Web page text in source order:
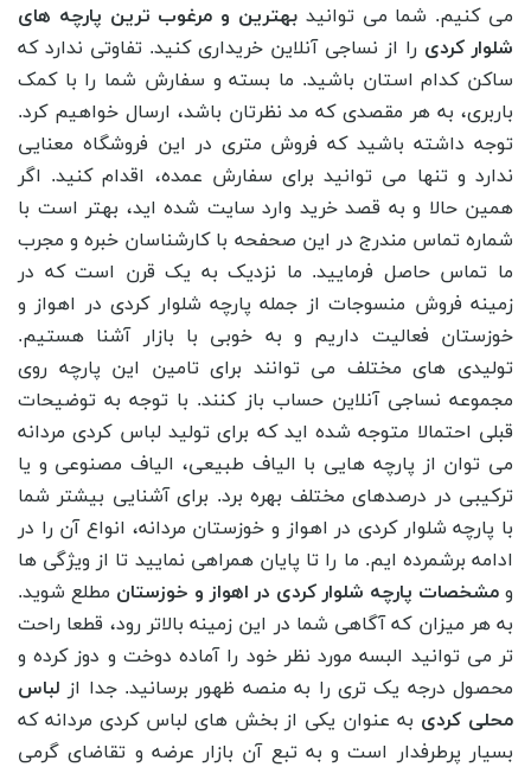
می کنیم. شما می توانید بهترین و مرغوب ترین پارچه های
شلوار کردی را از نساجی آنلاین خریداری کنید. تفاوتی ندارد که
ساکن کدام استان باشید. ما بسته و سفارش شما را با کمک
باربری، به هر مقصدی که مد نظرتان باشد، ارسال خواهیم کرد.
توجه داشته باشید که فروش متری در این فروشگاه معنایی
ندارد و تنها می توانید برای سفارش عمده، اقدام کنید. اگر
همین حالا و به قصد خرید وارد سایت شده اید، بهتر است با
شماره تماس مندرج در این صحفحه با کارشناسان خبره و مجرب
ما تماس حاصل فرمایید. ما نزدیک به یک قرن است که در
زمینه فروش منسوجات از جمله پارچه شلوار کردی در اهواز و
خوزستان فعالیت داریم و به خوبی با بازار آشنا هستیم.
تولیدی های مختلف می توانند برای تامین این پارچه روی
مجموعه نساجی آنلاین حساب باز کنند. با توجه به توضیحات
قبلی احتمالا متوجه شده اید که برای تولید لباس کردی مردانه
می ‌توان از پارچه‌ هایی با الیاف طبیعی، الیاف مصنوعی و یا
ترکیبی در درصدهای مختلف بهره برد. برای آشنایی بیشتر شما
با پارچه شلوار کردی در اهواز و خوزستان مردانه، انواع آن را در
ادامه برشمرده ایم. ما را تا پایان همراهی نمایید تا از ویژگی ‌ها
و مشخصات پارچه شلوار کردی در اهواز و خوزستان مطلع شوید.
به هر میزان که آگاهی شما در این زمینه بالاتر رود، قطعا راحت
تر می توانید البسه مورد نظر خود را آماده دوخت و دوز کرده و
محصول درجه یک تری را به منصه ظهور برسانید. جدا از لباس
محلی کردی به عنوان یکی از بخش‌ های لباس کردی مردانه که
بسیار پرطرفدار است و به تبع آن بازار عرضه و تقاضای گرمی